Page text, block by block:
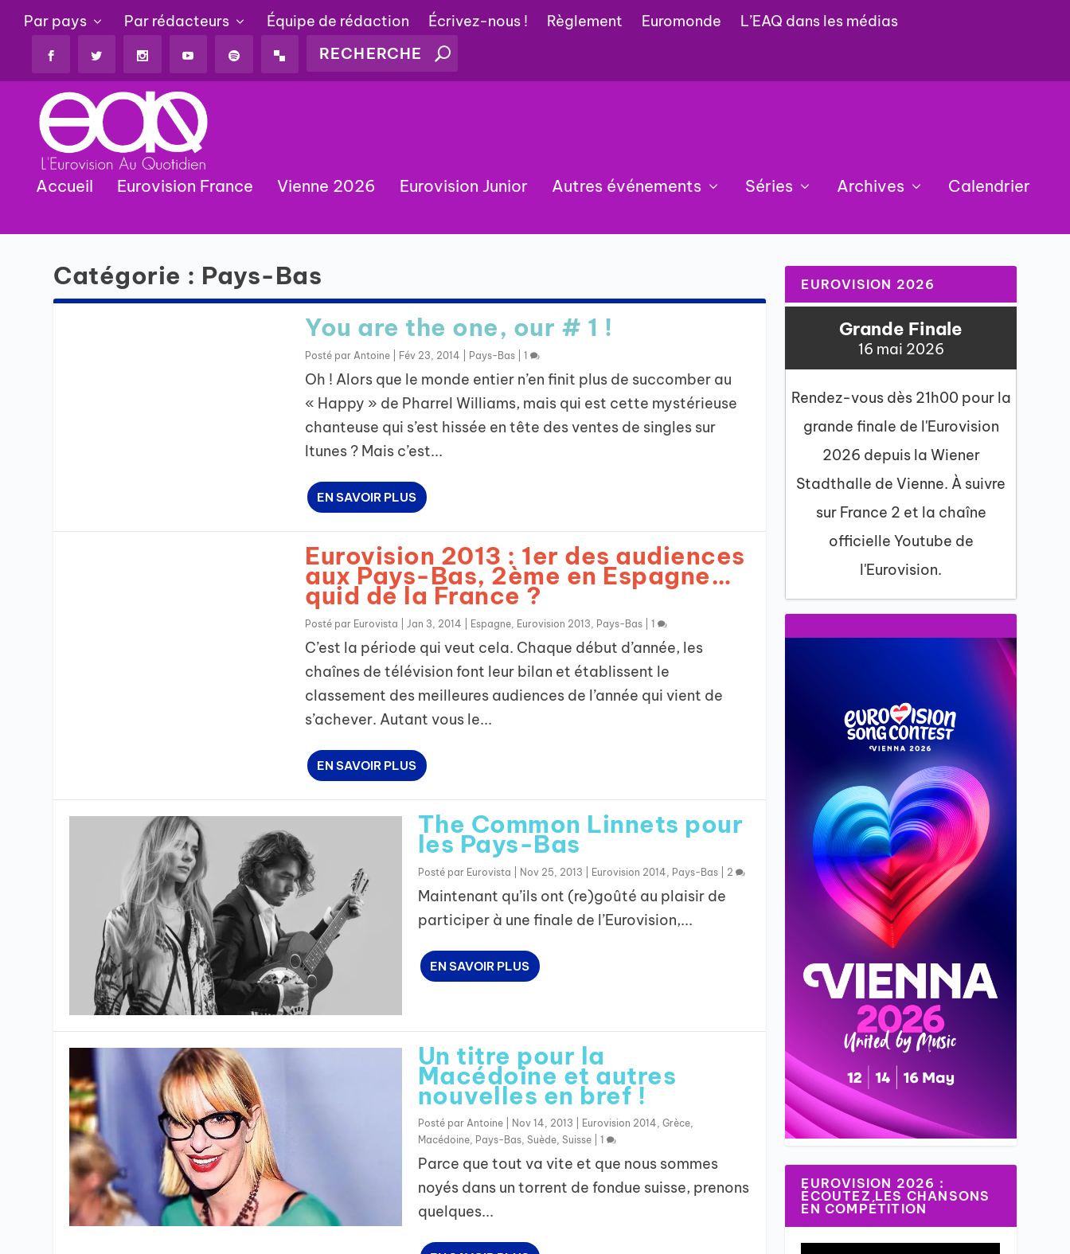
Par pays Par rédacteurs Équipe de rédaction Écrivez-nous ! Règlement Euromonde L’EAQ dans les médias
Accueil Eurovision France Vienne 2026 Eurovision Junior Autres événements Séries Archives Calendrier
Catégorie : Pays-Bas
You are the one, our # 1 !
Posté par Antoine Fév 23, 2014 Pays-Bas |1
Oh ! Alors que le monde entier n’en finit plus de succomber au
« Happy » de Pharrel Williams, mais qui est cette mystérieuse
chanteuse qui s’est hissée en tête des ventes de singles sur
Itunes ? Mais c’est...
EN SAVOIR PLUS
Eurovision 2013 : 1er des audiences
aux Pays-Bas, 2ème en Espagne…
quid de la France ?
Posté par Eurovista Jan 3, 2014 Espagne Eurovision 2013 Pays-Bas |1
C’est la période qui veut cela. Chaque début d’année, les
chaînes de télévision font leur bilan et établissent le
classement des meilleures audiences de l’année qui vient de
s’achever. Autant vous le...
EN SAVOIR PLUS
The Common Linnets pour
les Pays-Bas
Posté par Eurovista Nov 25, 2013 Eurovision 2014 Pays-Bas| 2
Maintenant qu’ils ont (re)goûté au plaisir de
participer à une finale de l’Eurovision,...
EN SAVOIR PLUS
Un titre pour la
Macédoine et autres
nouvelles en bref !
Posté par Antoine| Nov 14, 2013 Eurovision 2014 Grèce,
Macédoine, Pays-Bas, Suède, Suisse| 1
Parce que tout va vite et que nous sommes
noyés dans un torrent de fondue suisse, prenons
quelques...
EUROVISION 2026
Grande Finale
16 mai 2026
Rendez-vous dès 21h00 pour la
grande finale de l'Eurovision
2026 depuis la Wiener
Stadthalle de Vienne. À suivre
sur France 2 et la chaîne
officielle Youtube de
l'Eurovision.
EUROVISION 2026 :
ÉCOUTEZ LES CHANSONS
EN COMPÉTITION